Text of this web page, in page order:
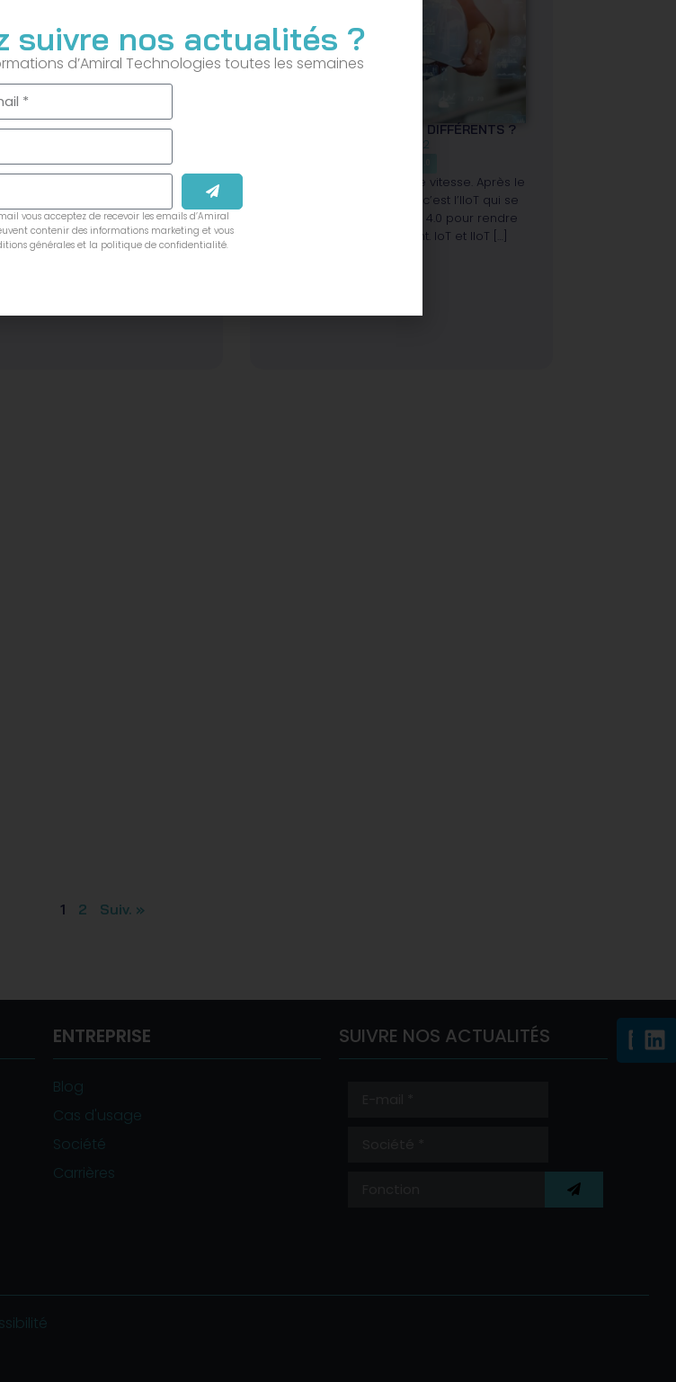
4.0 : AVANTAGES ET
28/11/2022
vers l’industrie 4.0 passe par
technologiques. La
est un atout à utiliser en
IOT, IIOT : SONT-ILS SI DIFFÉRENTS ?
23/11/2022
Internet évolue à grande vitesse. Après le
web 3.0 porté par l’IoT, c’est l’IIoT qui se
met au service du web 4.0 pour rendre
Internet plus intelligent. IoT et IIoT […]
1 2 Suiv. »
ENTREPRISE
Blog
Cas d'usage
Société
Carrières
SUIVRE NOS ACTUALITÉS
suivre nos actualités ?
d’Amiral Technologies toutes les semaines
vous acceptez de recevoir les emails d’Amiral
contenir des informations marketing et vous
générales et la politique de confidentialité.